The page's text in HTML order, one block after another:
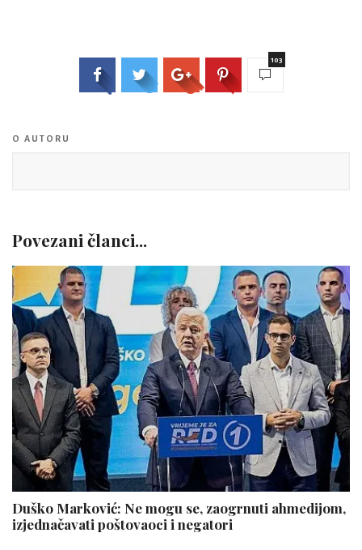
103
O AUTORU
Povezani članci...
Duško Marković: Ne mogu se, zaogrnuti ahmedijom,
izjednačavati poštovaoci i negatori